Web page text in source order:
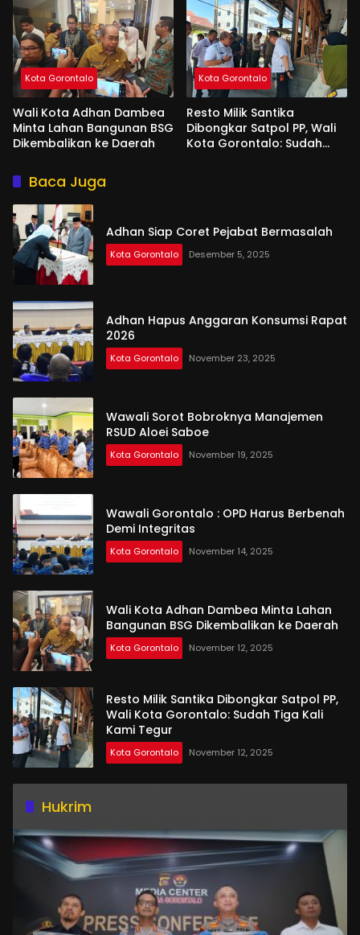
Kota Gorontalo
Wali Kota Adhan Dambea
Minta Lahan Bangunan BSG
Dikembalikan ke Daerah
Kota Gorontalo
Resto Milik Santika
Dibongkar Satpol PP, Wali
Kota Gorontalo: Sudah
Baca Juga
Adhan Siap Coret Pejabat Bermasalah
Kota Gorontalo Desember 5, 2025
Adhan Hapus Anggaran Konsumsi Rapat
2026
Kota Gorontalo November 23, 2025
Wawali Sorot Bobroknya Manajemen
RSUD Aloei Saboe
Kota Gorontalo November 19, 2025
Wawali Gorontalo : OPD Harus Berbenah
Demi Integritas
Kota Gorontalo November 14, 2025
Wali Kota Adhan Dambea Minta Lahan
Bangunan BSG Dikembalikan ke Daerah
Kota Gorontalo November 12, 2025
Resto Milik Santika Dibongkar Satpol PP,
Wali Kota Gorontalo: Sudah Tiga Kali
Kami Tegur
Kota Gorontalo November 12, 2025
Hukrim